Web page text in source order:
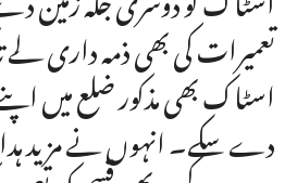
تعمیرات کی بھی ذمہ داری لے
اسٹاک بھی مذکور ضلع میں
دے سکے۔ انہوں نے مزید